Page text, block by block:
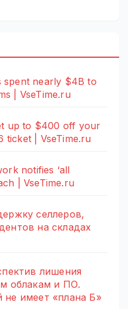
spent nearly $4B to
| VseTime.ru
up to $400 off your
ticket | VseTime.ru
notifies ‘all
| VseTime.ru
селлеров,
на складах
лишения
облакам и ПО.
имеет «плана Б»